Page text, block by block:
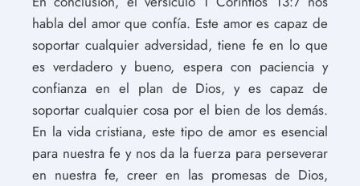
habla del amor que confía. Este amor es capaz de
soportar cualquier adversidad, tiene fe en lo que
es verdadero y bueno, espera con paciencia y
confianza en el plan de Dios, y es capaz de
soportar cualquier cosa por el bien de los demás.
En la vida cristiana, este tipo de amor es esencial
para nuestra fe y nos da la fuerza para perseverar
en nuestra fe, creer en las promesas de Dios,